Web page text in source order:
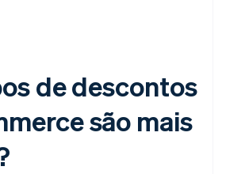
de descontos
são mais